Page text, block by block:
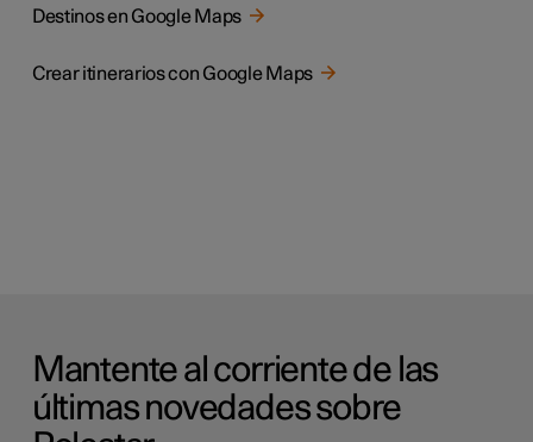
Destinos en Google Maps
Crear itinerarios con Google Maps
Mantente al corriente de las
últimas novedades sobre